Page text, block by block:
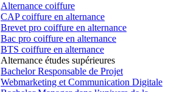
Alternance coiffure
CAP coiffure en alternance
Brevet pro coiffure en alternance
Bac pro coiffure en alternance
BTS coiffure en alternance
Alternance études supérieures
Bachelor Responsable de Projet
Webmarketing et Communication Digitale